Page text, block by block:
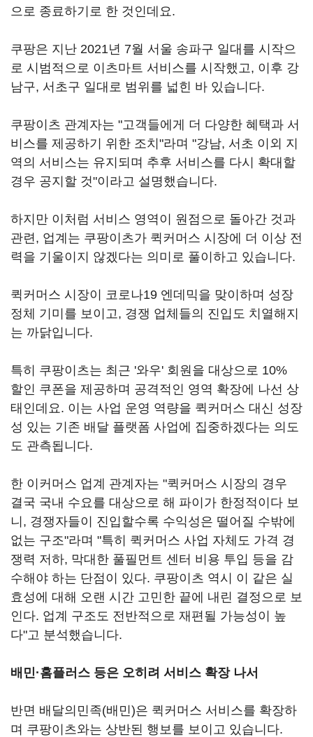
으로 종료하기로 한 것인데요.
쿠팡은 지난 2021년 7월 서울 송파구 일대를 시작으
로 시범적으로 이츠마트 서비스를 시작했고, 이후 강
남구, 서초구 일대로 범위를 넓힌 바 있습니다.
쿠팡이츠 관계자는 "고객들에게 더 다양한 혜택과 서
비스를 제공하기 위한 조치"라며 "강남, 서초 이외 지
역의 서비스는 유지되며 추후 서비스를 다시 확대할
경우 공지할 것"이라고 설명했습니다.
하지만 이처럼 서비스 영역이 원점으로 돌아간 것과
관련, 업계는 쿠팡이츠가 퀵커머스 시장에 더 이상 전
력을 기울이지 않겠다는 의미로 풀이하고 있습니다.
퀵커머스 시장이 코로나19 엔데믹을 맞이하며 성장
정체 기미를 보이고, 경쟁 업체들의 진입도 치열해지
는 까닭입니다.
특히 쿠팡이츠는 최근 '와우' 회원을 대상으로 10%
할인 쿠폰을 제공하며 공격적인 영역 확장에 나선 상
태인데요. 이는 사업 운영 역량을 퀵커머스 대신 성장
성 있는 기존 배달 플랫폼 사업에 집중하겠다는 의도
도 관측됩니다.
한 이커머스 업계 관계자는 "퀵커머스 시장의 경우
결국 국내 수요를 대상으로 해 파이가 한정적이다 보
니, 경쟁자들이 진입할수록 수익성은 떨어질 수밖에
없는 구조"라며 "특히 퀵커머스 사업 자체도 가격 경
쟁력 저하, 막대한 풀필먼트 센터 비용 투입 등을 감
수해야 하는 단점이 있다. 쿠팡이츠 역시 이 같은 실
효성에 대해 오랜 시간 고민한 끝에 내린 결정으로 보
인다. 업계 구조도 전반적으로 재편될 가능성이 높
다"고 분석했습니다.
배민·홈플러스 등은 오히려 서비스 확장 나서
반면 배달의민족(배민)은 퀵커머스 서비스를 확장하
며 쿠팡이츠와는 상반된 행보를 보이고 있습니다.